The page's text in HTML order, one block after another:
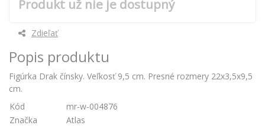
Produkt už nie je dostupný
Zdieľať
Popis produktu
Figúrka Drak čínsky. Veľkosť 9,5 cm. Presné rozmery 22x3,5x9,5
cm.
Kód
mr-w-004876
Značka
Atlas